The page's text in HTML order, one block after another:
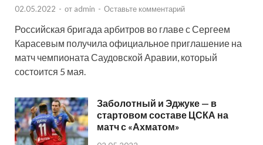
02.05.2022 - от admin - Оставьте комментарий
Российская бригада арбитров во главе с Сергеем
Карасевым получила официальное приглашение на
матч чемпионата Саудовской Аравии, который
состоится 5 мая.
Заболотный и Эджуке — в
стартовом составе ЦСКА на
матч с «Ахматом»